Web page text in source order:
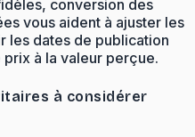
conversion des
vous aident à ajuster les
les dates de publication
à la valeur perçue.
à considérer